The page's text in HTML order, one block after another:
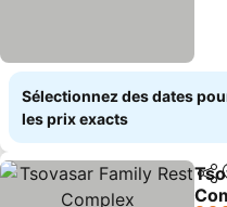
Sélectionnez des dates
les prix exacts